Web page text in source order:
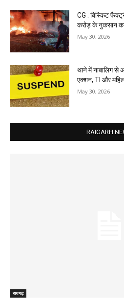
CG : बिस्किट
करोड़ के नुकसान
May 30, 2026
थाने में नाबालिग से
एक्शन, TI और
May 30, 2026
RAIGARH
रायगढ़